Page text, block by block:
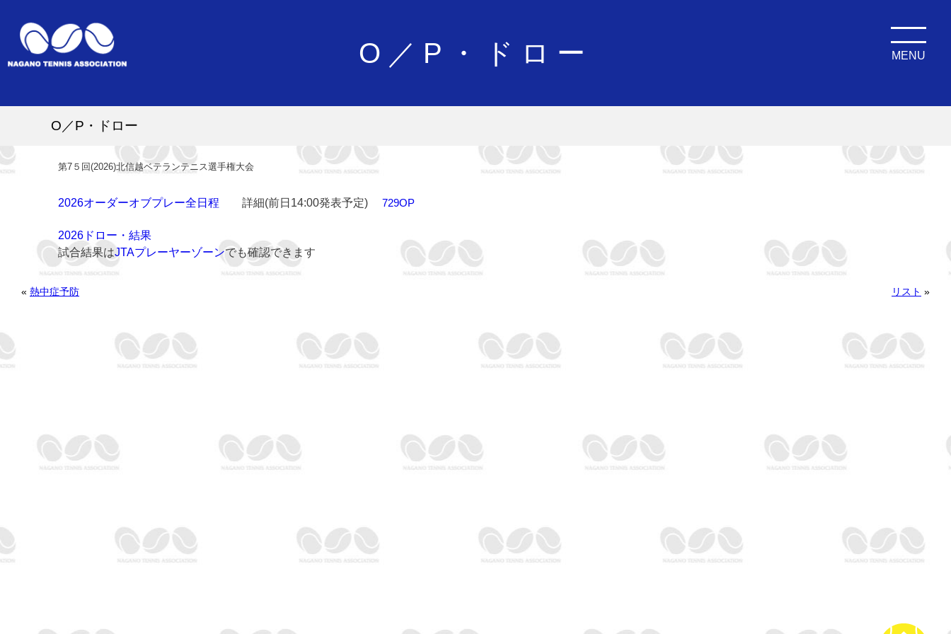
O／P・ドロー MENU
O／P・ドロー
第7５回(2026)北信越ベテランテニス選手権大会
2026オーダーオブプレー全日程 詳細(前日14:00発表予定) 729OP
2026ドロー・結果
試合結果はJTAプレーヤーゾーンでも確認できます
« 熱中症予防 リスト »